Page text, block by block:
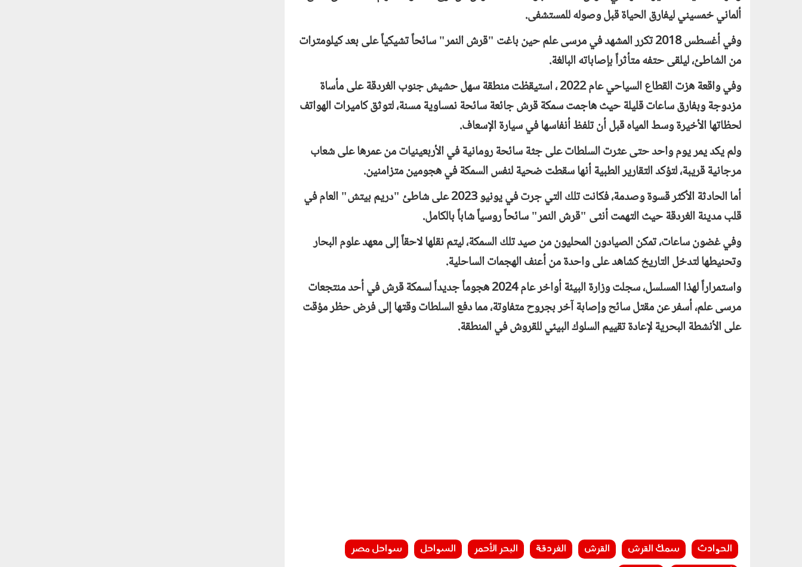
ألماني خمسيني ليفارق الحياة قبل وصوله للمستشفى.
وفي أغسطس 2018 تكرر المشهد في مرسى علم حين باغت "قرش النمر" سائحاً تشيكياً على بعد كيلومترات
من الشاطئ، ليلقى حتفه متأثراً بإصاباته البالغة.
وفي واقعة هزت القطاع السياحي عام 2022 ، استيقظت منطقة سهل حشيش جنوب الغردقة على مأساة
مزدوجة وبفارق ساعات قليلة حيث هاجمت سمكة قرش جائعة سائحة نمساوية مسنة، لتوثق كاميرات الهواتف
لحظاتها الأخيرة وسط المياه قبل أن تلفظ أنفاسها في سيارة الإسعاف.
ولم يكد يمر يوم واحد حتى عثرت السلطات على جثة سائحة رومانية في الأربعينيات من عمرها على شعاب
مرجانية قريبة، لتؤكد التقارير الطبية أنها سقطت ضحية لنفس السمكة في هجومين متزامنين.
أما الحادثة الأكثر قسوة وصدمة، فكانت تلك التي جرت في يونيو 2023 على شاطئ "دريم بيتش" العام في
قلب مدينة الغردقة حيث التهمت أنثى "قرش النمر" سائحاً روسياً شاباً بالكامل.
وفي غضون ساعات، تمكن الصيادون المحليون من صيد تلك السمكة، ليتم نقلها لاحقاً إلى معهد علوم البحار
وتحنيطها لتدخل التاريخ كشاهد على واحدة من أعنف الهجمات الساحلية.
واستمراراً لهذا المسلسل، سجلت وزارة البيئة أواخر عام 2024 هجوماً جديداً لسمكة قرش في أحد منتجعات
مرسى علم، أسفر عن مقتل سائح وإصابة آخر بجروح متفاوتة، مما دفع السلطات وقتها إلى فرض حظر مؤقت
على الأنشطة البحرية لإعادة تقييم السلوك البيئي للقروش في المنطقة.
الحوادث سمك القرش القرش الغردقة البحر الأحمر السواحل
سواحل مصر